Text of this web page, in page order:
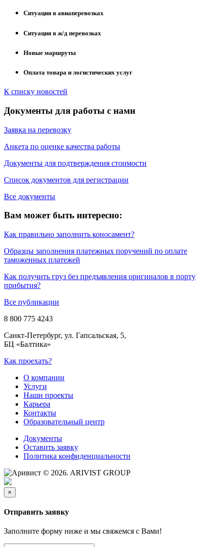
Ситуация в авиаперевозках
Ситуация в ж/д перевозках
Новые маршруты
Оплата товара и логистических услуг
К списку новостей
Документы для работы с нами
Заявка на перевозку
Анкета по оценке качества работы
Документы для подтверждения стоимости
Список документов для регистрации
Все документы
Вам может быть интересно:
Как правильно заполнить коносамент?
Образцы заполнения платежных поручений по оплате
таможенных платежей
Как получить груз без предъявления оригиналов в порту
прибытия?
Все публикации
8 800 775 4243
Санкт-Петербург, ул. Гапсальская, 5,
БЦ «Балтика»
Как проехать?
О компании
Услуги
Наши проекты
Карьера
Контакты
Образовательный центр
Документы
Оставить заявку
Политика конфиденциальности
© 2026. ARIVIST GROUP
×
Отправить заявку
Заполните форму ниже и мы свяжемся с Вами!